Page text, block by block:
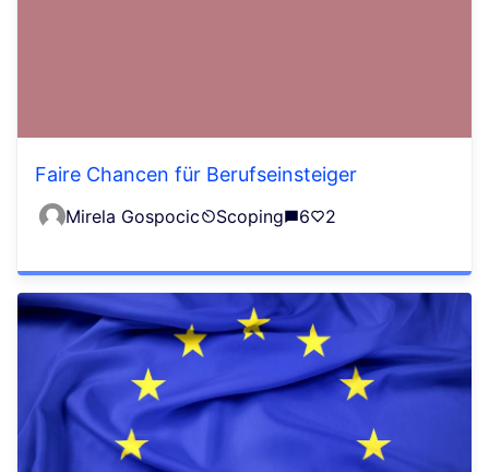
Faire Chancen für Berufseinsteiger
Mirela Gospocic Scoping 6 2